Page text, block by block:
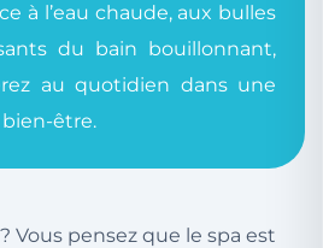
à l’eau chaude, aux bulles
du bain bouillonnant,
au quotidien dans une
être.
Vous pensez que le spa est